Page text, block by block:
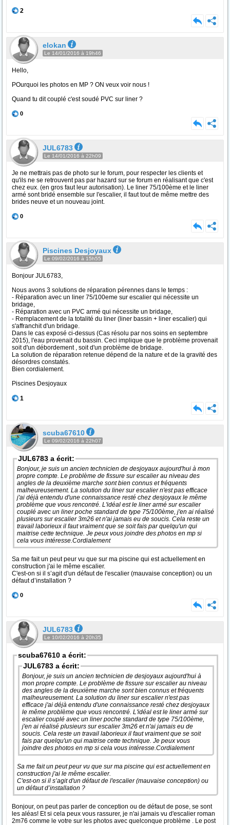
2
elokan
Le 14/01/2016 à 19h46
Hello,
POurquoi les photos en MP ? ON veux voir nous !
Quand tu dit couplé c'est soudé PVC sur liner ?
0
JUL6783
Le 14/01/2016 à 22h09
Je ne mettrais pas de photo sur le forum, pour respecter les clients et
qu'ils ne se retrouvent pas par hazard sur se forum en réalisant que c'est
chez eux. (en gros faut leur autorisation). Le liner 75/100ème et le liner
armé sont bridé ensemble sur l'escalier, il faut tout de même mettre des
brides neuve et un nouveau joint.
0
Piscines Desjoyaux
Le 09/02/2016 à 15h55
Bonjour JUL6783,
Nous avons 3 solutions de réparation pérennes dans le temps :
- Réparation avec un liner 75/100eme sur escalier qui nécessite un
bridage,
- Réparation avec un PVC armé qui nécessite un bridage,
- Remplacement de la totalité du liner (liner bassin + liner escalier) qui
s'affranchit d'un bridage.
Dans le cas exposé ci-dessus (Cas résolu par nos soins en septembre
2015), l'eau provenait du bassin. Ceci implique que le problème provenait
soit d'un débordement , soit d'un problème de bridage.
La solution de réparation retenue dépend de la nature et de la gravité des
désordres constatés.
Bien cordialement.
Piscines Desjoyaux
1
scuba67610
Le 09/02/2016 à 22h07
JUL6783 a écrit:
Bonjour, je suis un ancien technicien de desjoyaux aujourd'hui à mon
propre compte. Le problème de fissure sur escalier au niveau des
angles de la deuxième marche sont bien connus et fréquents
malheureusement. La solution du liner sur escalier n'est pas efficace
j'ai déjà entendu d'une connaissance resté chez desjoyaux le même
problème que vous rencontré. L'idéal est le liner armé sur escalier
couplé avec un liner poche standard de type 75/100ème, j'en ai réalisé
plusieurs sur escalier 3m26 et n'ai jamais eu de soucis. Cela reste un
travail laborieux il faut vraiment que se soit fais par quelqu'un qui
maitrise cette technique. Je peux vous joindre des photos en mp si
cela vous intéresse.Cordialement
Sa me fait un peut peur vu que sur ma piscine qui est actuellement en
construction j'ai le même escalier.
C'est-on si il s’agit d'un défaut de l'escalier (mauvaise conception) ou un
défaut d’installation ?
0
JUL6783
Le 10/02/2016 à 20h35
scuba67610 a écrit:
JUL6783 a écrit:
Bonjour, je suis un ancien technicien de desjoyaux aujourd'hui à
mon propre compte. Le problème de fissure sur escalier au niveau
des angles de la deuxième marche sont bien connus et fréquents
malheureusement. La solution du liner sur escalier n'est pas
efficace j'ai déjà entendu d'une connaissance resté chez desjoyaux
le même problème que vous rencontré. L'idéal est le liner armé sur
escalier couplé avec un liner poche standard de type 75/100ème,
j'en ai réalisé plusieurs sur escalier 3m26 et n'ai jamais eu de
soucis. Cela reste un travail laborieux il faut vraiment que se soit
fais par quelqu'un qui maitrise cette technique. Je peux vous
joindre des photos en mp si cela vous intéresse.Cordialement
Sa me fait un peut peur vu que sur ma piscine qui est actuellement en
construction j'ai le même escalier.
C'est-on si il s’agit d'un défaut de l'escalier (mauvaise conception) ou
un défaut d’installation ?
Bonjour, on peut pas parler de conception ou de défaut de pose, se sont
les aléas! Et si cela peux vous rassurer, je n'ai jamais vu d'escalier roman
2m76 comme le votre sur les photos avec quelconque problème . Le post